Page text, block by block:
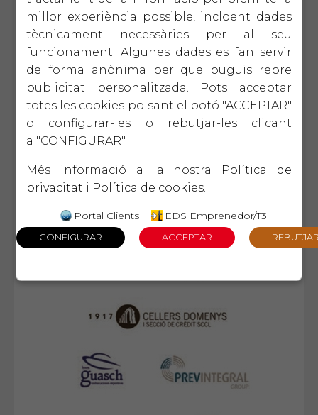
millor experiència possible, incloent dades
tècnicament necessàries per al seu
funcionament. Algunes dades es fan servir
de forma anònima per que puguis rebre
publicitat personalitzada. Pots acceptar
totes les cookies polsant el botó "ACCEPTAR"
o configurar-les o rebutjar-les clicant
a "CONFIGURAR".
Més informació a la nostra
Política de
privacitat i Política de cookies.
Portal Clients EDS Emprenedor/T3